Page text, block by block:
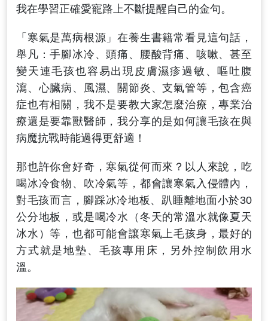
我在學習正確愛寵路上不斷提醒自己的金句。
「寒氣是萬病根源」在養生書籍常看見這句話，
舉凡：手腳冰冷、頭痛、腰酸背痛、咳嗽、甚至
變天連毛孩也容易出現皮膚濕疹過敏、嘔吐腹
瀉、心臟病、風濕、關節炎、支氣管等，包含癌
症也有相關，我不是要教大家怎麼治療，專業治
療還是要靠獸醫師，我分享的是如何讓毛孩在與
病魔抗戰時能過得更舒適！
那也許你會好奇，寒氣從何而來？以人來說，吃
喝冰冷食物、吹冷氣等，都會讓寒氣入侵體內，
對毛孩而言，腳踩冰冷地板、趴睡離地面小於30
公分地板，或是喝冷水（冬天的常溫水就像夏天
冰水）等，也都可能會讓寒氣上毛孩身，最好的
方式就是地墊、毛孩專用床，另外控制飲用水
溫。